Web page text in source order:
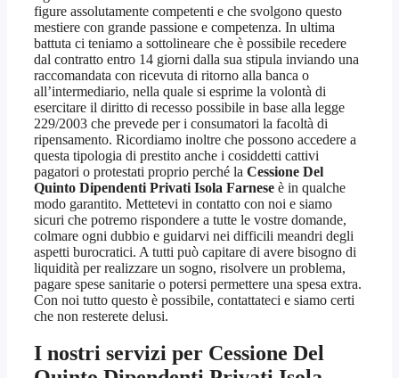
figure assolutamente competenti e che svolgono questo
mestiere con grande passione e competenza. In ultima
battuta ci teniamo a sottolineare che è possibile recedere
dal contratto entro 14 giorni dalla sua stipula inviando una
raccomandata con ricevuta di ritorno alla banca o
all’intermediario, nella quale si esprime la volontà di
esercitare il diritto di recesso possibile in base alla legge
229/2003 che prevede per i consumatori la facoltà di
ripensamento. Ricordiamo inoltre che possono accedere a
questa tipologia di prestito anche i cosiddetti cattivi
pagatori o protestati proprio perché la Cessione Del
Quinto Dipendenti Privati Isola Farnese è in qualche
modo garantito. Mettetevi in contatto con noi e siamo
sicuri che potremo rispondere a tutte le vostre domande,
colmare ogni dubbio e guidarvi nei difficili meandri degli
aspetti burocratici. A tutti può capitare di avere bisogno di
liquidità per realizzare un sogno, risolvere un problema,
pagare spese sanitarie o potersi permettere una spesa extra.
Con noi tutto questo è possibile, contattateci e siamo certi
che non resterete delusi.
I nostri servizi per Cessione Del